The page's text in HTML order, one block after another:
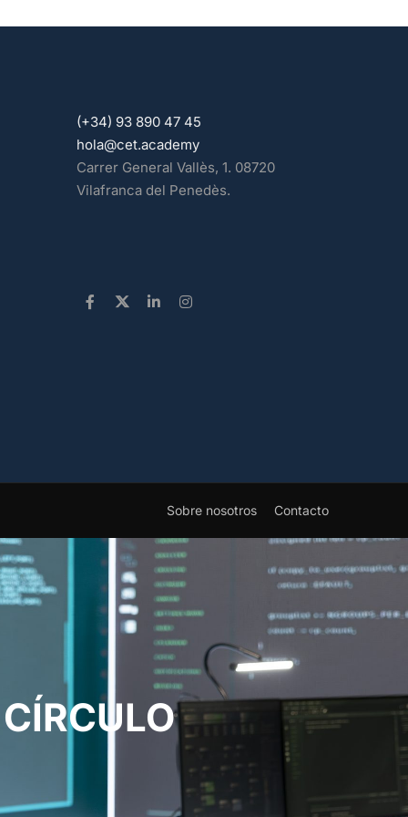
(+34) 93 890 47 45
hola@cet.academy
Carrer General Vallès, 1. 08720
Vilafranca del Penedès.
Sobre nosotros Contacto